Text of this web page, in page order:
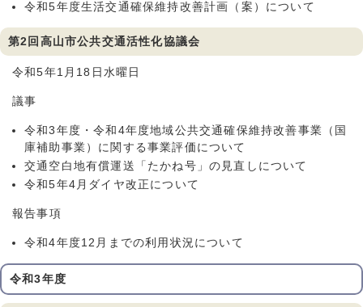
令和5年度生活交通確保維持改善計画（案）について
第2回高山市公共交通活性化協議会
令和5年1月18日水曜日
議事
令和3年度・令和4年度地域公共交通確保維持改善事業（国
庫補助事業）に関する事業評価について
交通空白地有償運送「たかね号」の見直しについて
令和5年4月ダイヤ改正について
報告事項
令和4年度12月までの利用状況について
令和3年度